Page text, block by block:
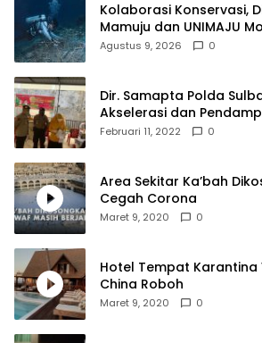
Kolaborasi Konservasi,
Mamuju dan UNIMAJU
Karampuang
Agustus 9, 2026 0
Dir. Samapta Polda
Akselerasi dan
SDN 001 Polewali
Februari 11, 2022 0
Area Sekitar Ka’bah
Cegah Corona
Maret 9, 2020 0
Hotel Tempat Karantina
China Roboh
Maret 9, 2020 0